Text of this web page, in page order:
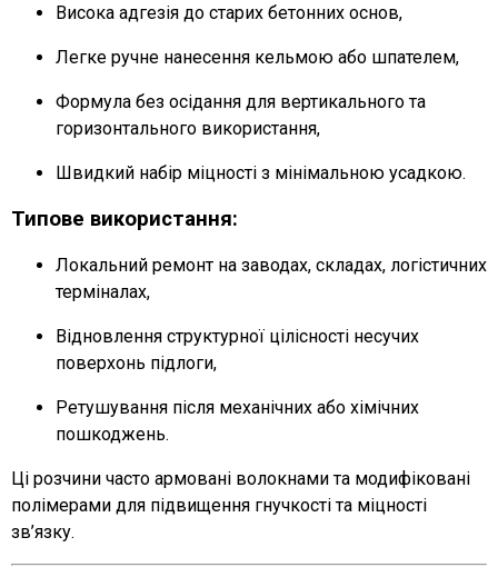
Висока адгезія до старих бетонних основ,
Легке ручне нанесення кельмою або шпателем,
Формула без осідання для вертикального та
горизонтального використання,
Швидкий набір міцності з мінімальною усадкою.
Типове використання:
Локальний ремонт на заводах, складах, логістичних
терміналах,
Відновлення структурної цілісності несучих
поверхонь підлоги,
Ретушування після механічних або хімічних
пошкоджень.
Ці розчини часто армовані волокнами та модифіковані
полімерами для підвищення гнучкості та міцності
зв’язку.